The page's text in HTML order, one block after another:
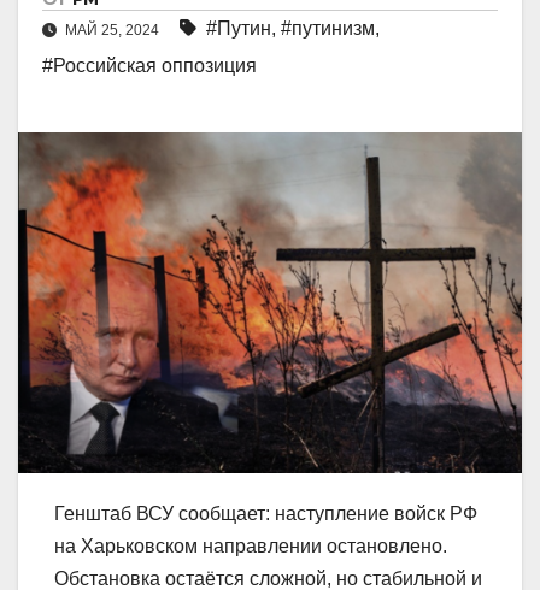
МАЙ 25, 2024 #Путин, #путинизм,
#Российская оппозиция
Генштаб ВСУ сообщает: наступление войск РФ
на Харьковском направлении остановлено.
Обстановка остаётся сложной, но стабильной и